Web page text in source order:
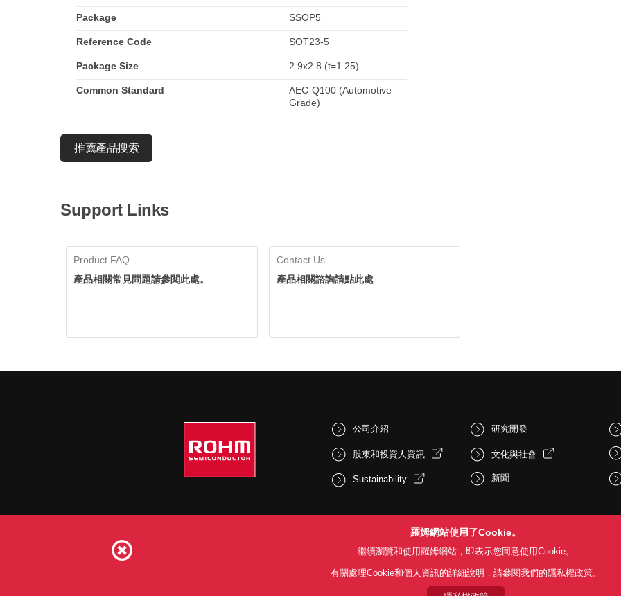
Package SSOP5
Reference Code SOT23-5
Package Size 2.9x2.8 (t=1.25)
Common Standard
AEC-Q100 (Automotive
Grade)
推薦產品搜索
Support Links
Product FAQ
產品相關常見問題請參閱此處。
Contact Us
產品相關諮詢請點此處
公司介紹
股東和投資人資訊
Sustainability
研究開發
文化與社會
新聞
羅姆網站使用了Cookie。
繼續瀏覽和使用羅姆網站，即表示您同意使用Cookie。
有關處理Cookie和個人資訊的詳細說明，請參閱我們的隱私權政策。